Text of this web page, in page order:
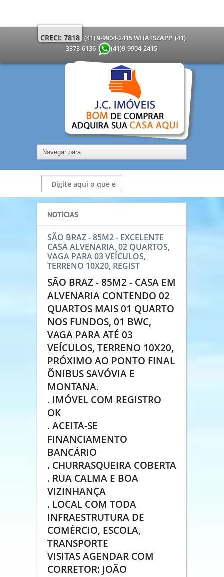
CRECI: 7818 (41) 9-9904-2415 WHATSZAPP (41)
3373-6136
(41)9-9904-2415
NOTÍCIAS
SÃO BRAZ - 85M2 - EXCELENTE
CASA ALVENARIA, 02 QUARTOS,
VAGA PARA 03 VEÍCULOS,
TERRENO 10X20, REGIST
SÃO BRAZ - 85M2 - CASA EM
ALVENARIA CONTENDO 02
QUARTOS MAIS 01 QUARTO
NOS FUNDOS, 01 BWC,
VAGA PARA ATÉ 03
VEÍCULOS, TERRENO 10X20,
PRÓXIMO AO PONTO FINAL
ÕNIBUS SAVÓVIA E
MONTANA.
. IMÓVEL COM REGISTRO
OK
. ACEITA-SE
FINANCIAMENTO
BANCÁRIO
. CHURRASQUEIRA COBERTA
. RUA CALMA E BOA
VIZINHANÇA
. LOCAL COM TODA
INFRAESTRUTURA DE
COMÉRCIO, ESCOLA,
TRANSPORTE
VISITAS AGENDAR COM
CORRETOR: JOÃO